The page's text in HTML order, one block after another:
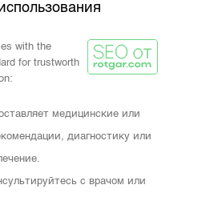
with the
for trustworth
медицинские или
диагностику или
с врачом или